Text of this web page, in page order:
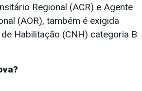
Regional (ACR) e Agente
(AOR), também é exigida
Habilitação (CNH) categoria B